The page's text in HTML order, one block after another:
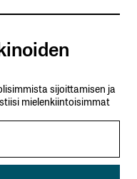
sijoittamisen ja
mielenkiintoisimmat